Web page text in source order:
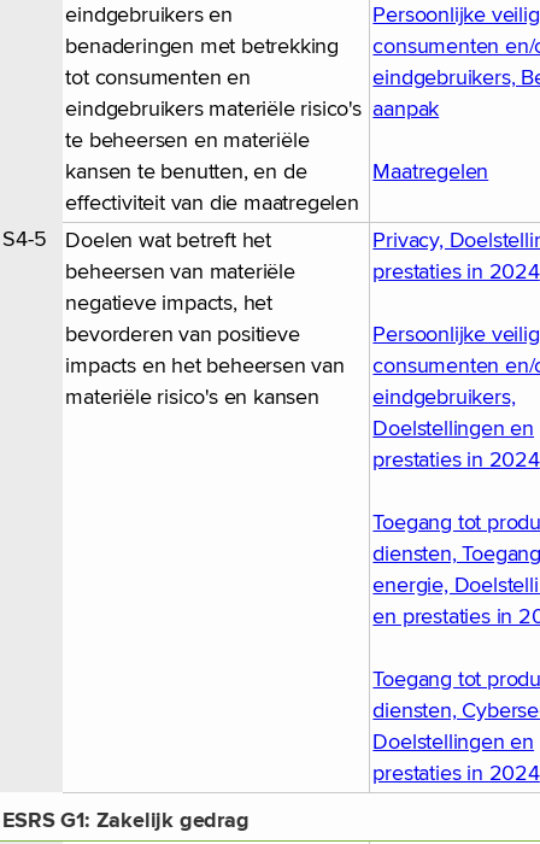
eindgebruikers en
benaderingen met betrekking
tot consumenten en
eindgebruikers materiële risico's
te beheersen en materiële
kansen te benutten, en de
effectiviteit van die maatregelen
Persoonlijke
consumenten en/
eindgebruikers,
aanpak
Maatregelen
S4-5
Doelen wat betreft het
beheersen van materiële
negatieve impacts, het
bevorderen van positieve
impacts en het beheersen van
materiële risico's en kansen
Privacy,
prestaties in 2024
Persoonlijke
consumenten en/
eindgebruikers,
Doelstellingen en
prestaties in 2024
Toegang tot
diensten,
energie,
en prestaties in
Toegang tot
diensten,
Doelstellingen en
prestaties in 2024
ESRS G1: Zakelijk gedrag